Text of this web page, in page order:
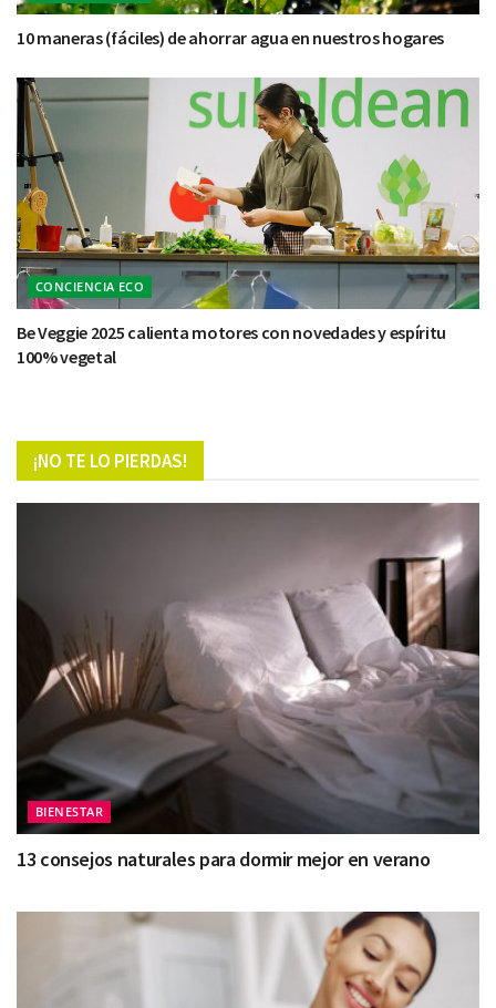
10 maneras (fáciles) de ahorrar agua en nuestros hogares
CONCIENCIA ECO
Be Veggie 2025 calienta motores con novedades y espíritu
100% vegetal
¡NO TE LO PIERDAS!
BIENESTAR
13 consejos naturales para dormir mejor en verano